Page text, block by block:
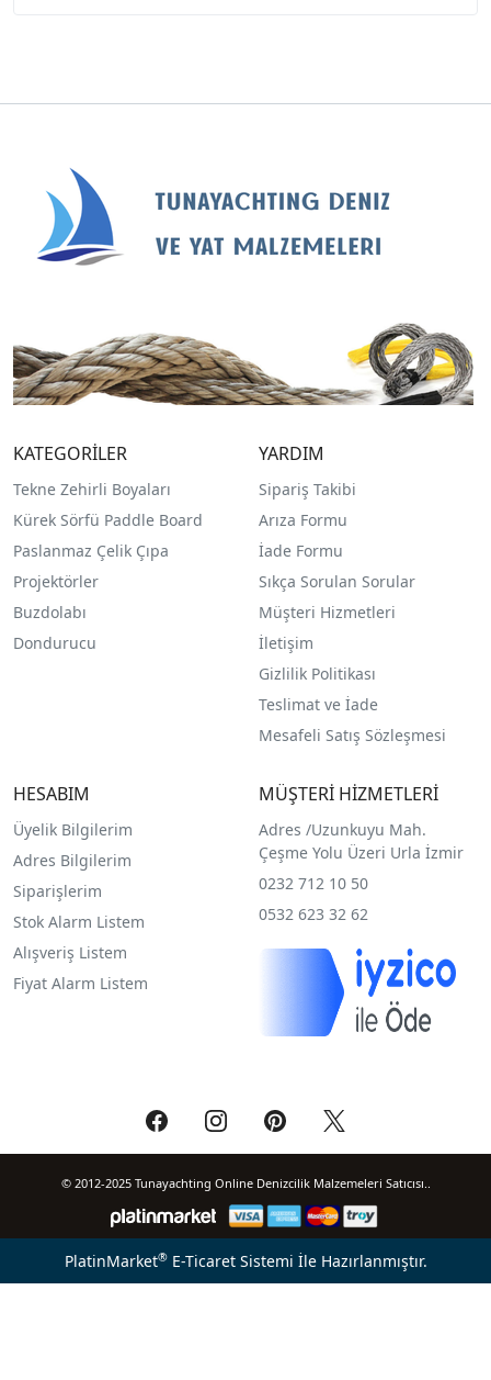
KATEGORİLER
Tekne Zehirli Boyaları
Kürek Sörfü Paddle Board
Paslanmaz Çelik Çıpa
Projektörler
Buzdolabı
Dondurucu
YARDIM
Sipariş Takibi
Arıza Formu
İade Formu
Sıkça Sorulan Sorular
Müşteri Hizmetleri
İletişim
Gizlilik Politikası
Teslimat ve İade
Mesafeli Satış Sözleşmesi
HESABIM
Üyelik Bilgilerim
Adres Bilgilerim
Siparişlerim
Stok Alarm Listem
Alışveriş Listem
Fiyat Alarm Listem
MÜŞTERİ HİZMETLERİ
Adres /Uzunkuyu Mah.
Çeşme Yolu Üzeri Urla İzmir
0232 712 10 50
0532 623 32 62
© 2012-2025 Tunayachting Online Denizcilik Malzemeleri Satıcısı..
PlatinMarket®E-Ticaret Sistemi İle Hazırlanmıştır.